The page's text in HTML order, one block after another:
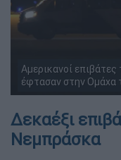
Αμερικανοί
έφτασαν στην Ομάχα
Δεκαέξι
Νεμπράσκα